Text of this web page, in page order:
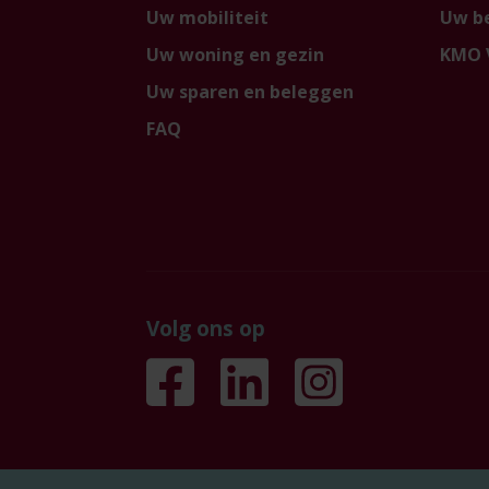
Uw mobiliteit
Uw woning en gezin
Uw sparen en beleggen
FAQ
Uw
Volg ons op